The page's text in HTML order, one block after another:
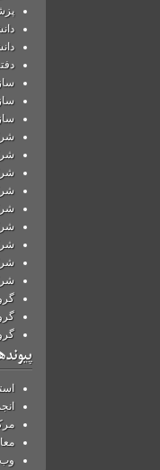
دفتر
شركت
شرکت
شرکت
شرکت
شرکت
شرکت
شرکت
شرکت
شرکت
گروه
گروه
گروه
پیوندها
مرکز
وب